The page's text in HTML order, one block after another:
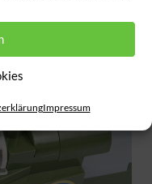
Impressum